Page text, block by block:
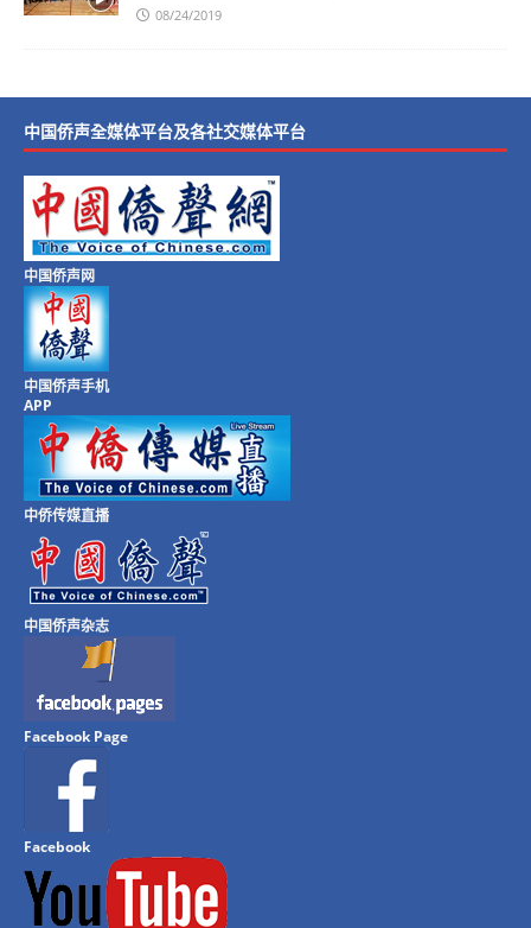
08/24/2019
中国侨声全媒体平台及各社交媒体平台
中国侨声网
中国侨声手机
APP
中侨传媒直播
中国侨声杂志
Facebook Page
Facebook